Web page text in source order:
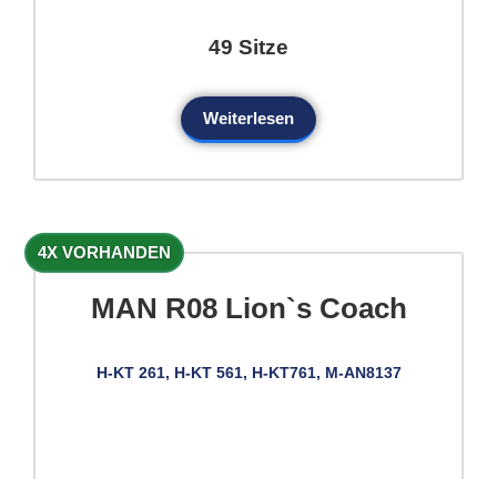
49 Sitze
Weiterlesen
4X VORHANDEN
MAN R08 Lion`s Coach
H-KT 261, H-KT 561, H-KT761, M-AN8137